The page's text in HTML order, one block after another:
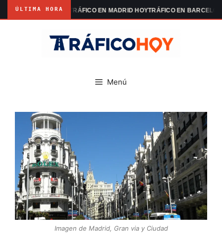
ÚLTIMA HORATRÁFICO EN MADRID HOYTRÁFICO EN BARCELONA
Menú
Imagen de Madrid, Gran via y Ciudad